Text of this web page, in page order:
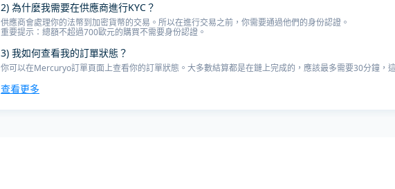
2) 為什麼我需要在供應商進行KYC？
供應商會處理你的法幣到加密貨幣的交易。所以在進行交易之前，你需要通過他們的身份認證。
重要提示：總額不超過700歐元的購買不需要身份認證。
3) 我如何查看我的訂單狀態？
你可以在Mercuryo訂單頁面上查看你的訂單狀態。大多數結算都是在鏈上完成的，應該最多需要30分鐘，
查看更多